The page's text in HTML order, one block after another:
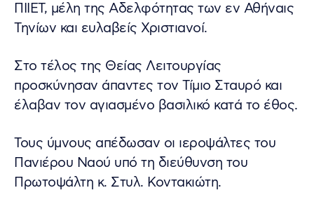
ΠΙΙΕΤ, μέλη της Αδελφότητας των εν Αθήναις
Τηνίων και ευλαβείς Χριστιανοί.
Στο τέλος της Θείας Λειτουργίας
προσκύνησαν άπαντες τον Τίμιο Σταυρό και
έλαβαν τον αγιασμένο βασιλικό κατά το έθος.
Τους ύμνους απέδωσαν οι ιεροψάλτες του
Πανιέρου Ναού υπό τη διεύθυνση του
Πρωτοψάλτη κ. Στυλ. Κοντακιώτη.